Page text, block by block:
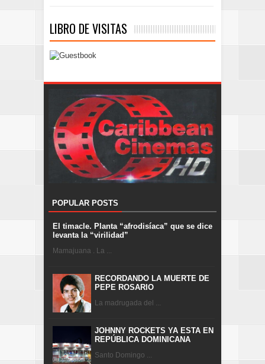
LIBRO DE VISITAS
POPULAR POSTS
El timacle. Planta “afrodisíaca” que se dice
levanta la “virilidad”
Mamajuana . La ...
RECORDANDO LA MUERTE DE
PEPE ROSARIO
La madrugada del ...
JOHNNY ROCKETS YA ESTA EN
REPÚBLICA DOMINICANA
Santo Domingo ...